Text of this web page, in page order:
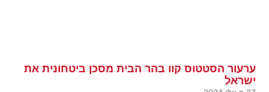
ערעור הסטטוס קוו בהר הבית מסכן ביטחונית את
ישראל